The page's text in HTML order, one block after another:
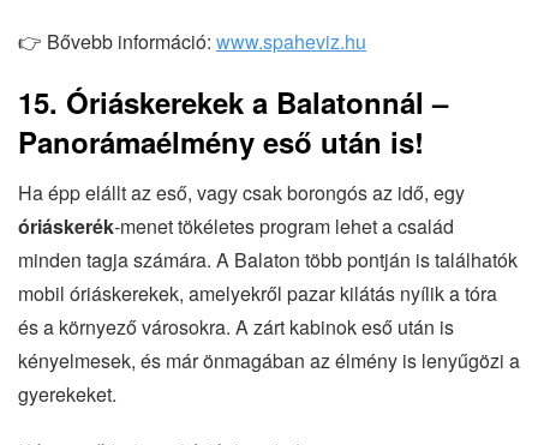
👉 Bővebb információ: www.spaheviz.hu
15. Óriáskerekek a Balatonnál –
Panorámaélmény eső után is!
Ha épp elállt az eső, vagy csak borongós az idő, egy
óriáskerék-menet tökéletes program lehet a család
minden tagja számára. A Balaton több pontján is találhatók
mobil óriáskerekek, amelyekről pazar kilátás nyílik a tóra
és a környező városokra. A zárt kabinok eső után is
kényelmesek, és már önmagában az élmény is lenyűgözi a
gyerekeket.